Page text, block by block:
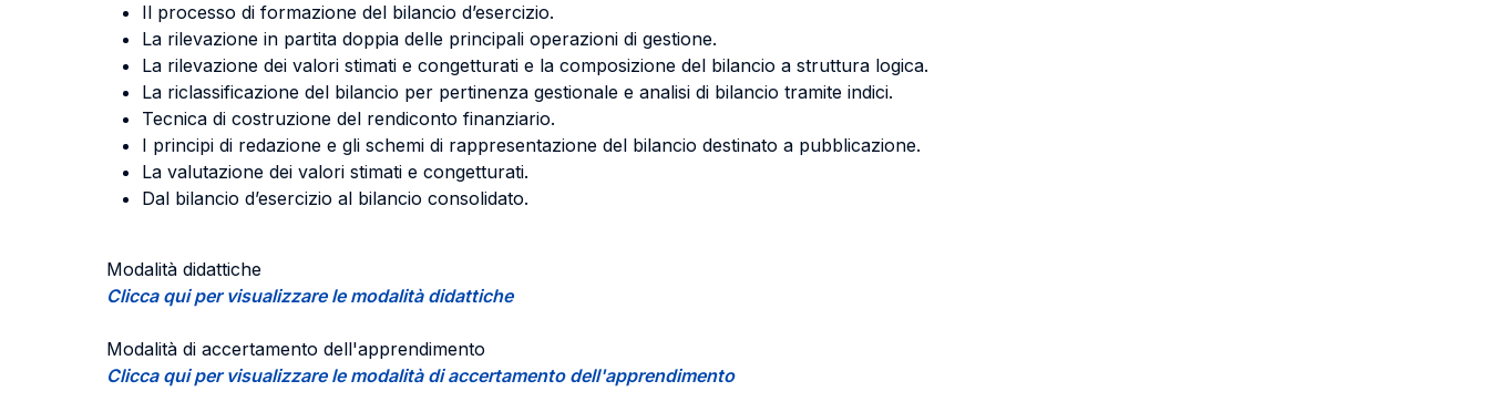
Il processo di formazione del bilancio d’esercizio.
La rilevazione in partita doppia delle principali operazioni di gestione.
La rilevazione dei valori stimati e congetturati e la composizione del bilancio a struttura logica.
La riclassificazione del bilancio per pertinenza gestionale e analisi di bilancio tramite indici.
Tecnica di costruzione del rendiconto finanziario.
I principi di redazione e gli schemi di rappresentazione del bilancio destinato a pubblicazione.
La valutazione dei valori stimati e congetturati.
Dal bilancio d’esercizio al bilancio consolidato.
Modalità didattiche
Clicca qui per visualizzare le modalità didattiche
Modalità di accertamento dell'apprendimento
Clicca qui per visualizzare le modalità di accertamento dell'apprendimento